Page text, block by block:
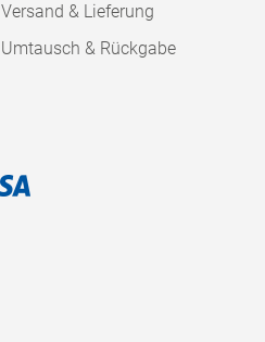
Versand & Lieferung
Umtausch & Rückgabe